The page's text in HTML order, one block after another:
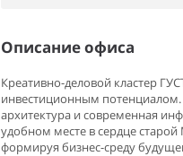
Описание офиса
Креативно-деловой кластер
инвестиционным потенциалом.
архитектура и современная
удобном месте в сердце
формируя бизнес-среду